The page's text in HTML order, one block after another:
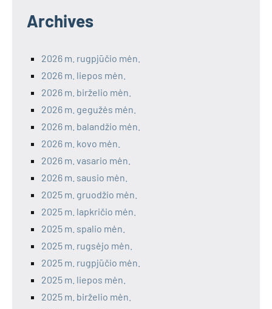
Archives
2026 m. rugpjūčio mėn.
2026 m. liepos mėn.
2026 m. birželio mėn.
2026 m. gegužės mėn.
2026 m. balandžio mėn.
2026 m. kovo mėn.
2026 m. vasario mėn.
2026 m. sausio mėn.
2025 m. gruodžio mėn.
2025 m. lapkričio mėn.
2025 m. spalio mėn.
2025 m. rugsėjo mėn.
2025 m. rugpjūčio mėn.
2025 m. liepos mėn.
2025 m. birželio mėn.